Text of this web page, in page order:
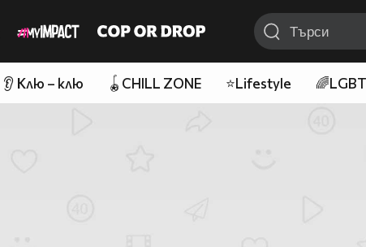
👂 Клю – клю 🪀CHILL ZONE ⭐Lifestyle